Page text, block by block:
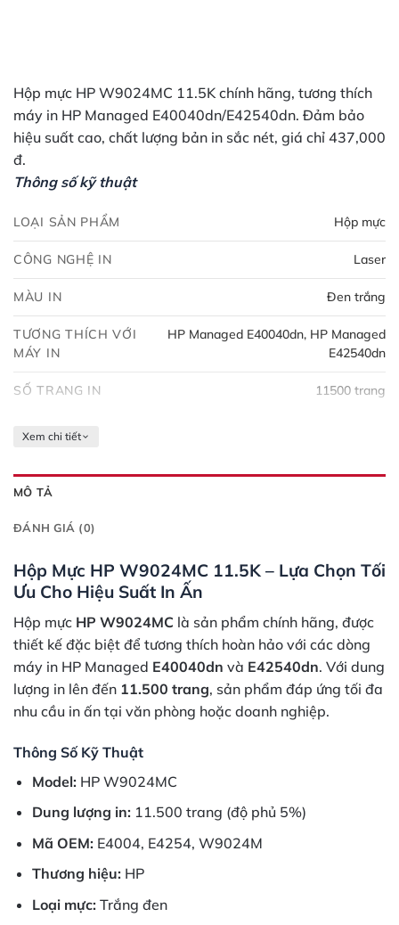
Hộp mực HP W9024MC 11.5K chính hãng, tương thích
máy in HP Managed E40040dn/E42540dn. Đảm bảo
hiệu suất cao, chất lượng bản in sắc nét, giá chỉ 437,000
đ.
Thông số kỹ thuật
LOẠI SẢN PHẨM Hộp mực
CÔNG NGHỆ IN Laser
MÀU IN Đen trắng
TƯƠNG THÍCH VỚI
MÁY IN
HP Managed E40040dn, HP Managed
E42540dn
SỐ TRANG IN 11500 trang
Xem chi tiết
MÔ TẢ
ĐÁNH GIÁ (0)
Hộp Mực HP W9024MC 11.5K – Lựa Chọn Tối
Ưu Cho Hiệu Suất In Ấn
Hộp mực HP W9024MC là sản phẩm chính hãng, được
thiết kế đặc biệt để tương thích hoàn hảo với các dòng
máy in HP Managed E40040dn và E42540dn. Với dung
lượng in lên đến 11.500 trang, sản phẩm đáp ứng tối đa
nhu cầu in ấn tại văn phòng hoặc doanh nghiệp.
Thông Số Kỹ Thuật
Model:HP W9024MC
Dung lượng in:11.500 trang (độ phủ 5%)
Mã OEM:E4004, E4254, W9024M
Thương hiệu:HP
Loại mực:Trắng đen